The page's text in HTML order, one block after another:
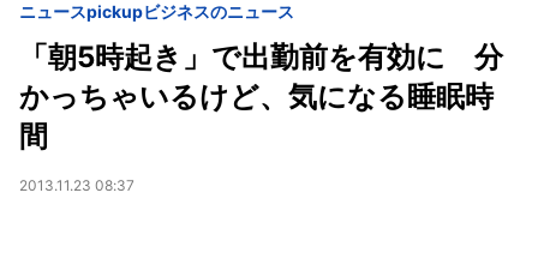
ニュースpickupビジネスのニュース
「朝5時起き」で出勤前を有効に 分
かっちゃいるけど、気になる睡眠時
間
2013.11.23 08:37